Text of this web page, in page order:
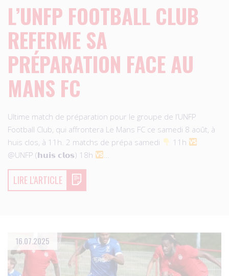
L’UNFP FOOTBALL CLUB
REFERME SA
PRÉPARATION FACE AU
MANS FC
Ultime match de préparation pour le groupe de l’UNFP
Football Club, qui affrontera Le Mans FC ce samedi 8 août, à
huis clos, à 11h. 2 matchs de prépa samedi
11h
@UNFP (𝗵𝘂𝗶𝘀 𝗰𝗹𝗼𝘀) 18h
LIRE L'ARTICLE
16.07.2025